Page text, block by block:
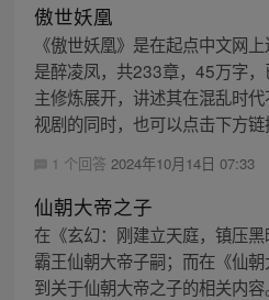
傲世妖凰
《傲世妖凰》是在起点中文网
是醉凌凤，共233章，45万字
主修炼展开，讲述其在混乱时
视剧的同时，也可以点击下方
1 个回答 2024年10月14日 07:33
仙朝大帝之子
在《玄幻：刚建立天庭，镇压
霸王仙朝大帝子嗣；而在《仙
到关于仙朝大帝之子的相关内容。